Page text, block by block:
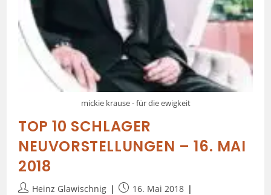
mickie krause - für die ewigkeit
TOP 10 SCHLAGER
NEUVORSTELLUNGEN – 16. MAI
2018
Heinz Glawischnig
16. Mai 2018